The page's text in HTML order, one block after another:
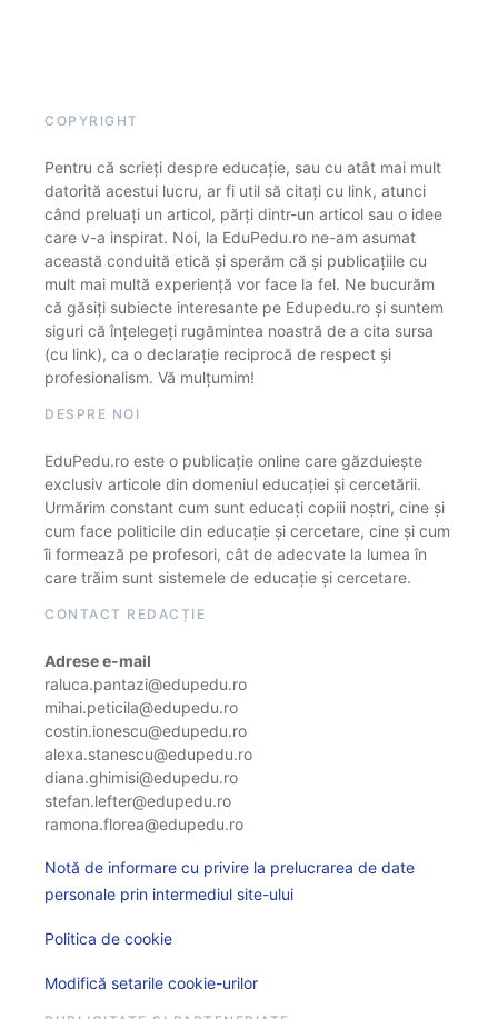
COPYRIGHT
Pentru că scrieți despre educație, sau cu atât mai mult
datorită acestui lucru, ar fi util să citați cu link, atunci
când preluați un articol, părți dintr-un articol sau o idee
care v-a inspirat. Noi, la EduPedu.ro ne-am asumat
această conduită etică și sperăm că și publicațiile cu
mult mai multă experiență vor face la fel. Ne bucurăm
că găsiți subiecte interesante pe Edupedu.ro și suntem
siguri că înțelegeți rugămintea noastră de a cita sursa
(cu link), ca o declarație reciprocă de respect și
profesionalism. Vă mulțumim!
DESPRE NOI
EduPedu.ro este o publicație online care găzduiește
exclusiv articole din domeniul educației și cercetării.
Urmărim constant cum sunt educați copiii noștri, cine și
cum face politicile din educație și cercetare, cine și cum
îi formează pe profesori, cât de adecvate la lumea în
care trăim sunt sistemele de educație și cercetare.
CONTACT REDACȚIE
Adrese e-mail
raluca.pantazi@edupedu.ro
mihai.peticila@edupedu.ro
costin.ionescu@edupedu.ro
alexa.stanescu@edupedu.ro
diana.ghimisi@edupedu.ro
stefan.lefter@edupedu.ro
ramona.florea@edupedu.ro
Notă de informare cu privire la prelucrarea de date
personale prin intermediul site-ului
Politica de cookie
Modifică setarile cookie-urilor